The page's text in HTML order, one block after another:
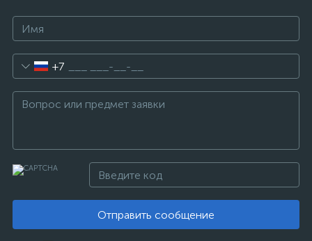
+7
Отправить сообщение